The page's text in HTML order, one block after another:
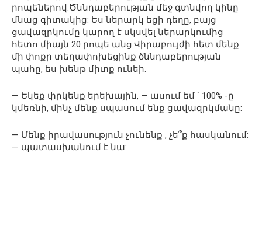
րոպեներով:Ծննդաբերության մեջ գտնվող կինը
մնաց գիտակից: Ես ներարկ եցի դեղը, բայց
ցավազրկումը կարող է սկսվել ներարկումից
հետո միայն 20 րոպե անց:Վիրաբույժի հետ մենք
մի փոքր տեղափոխեցինք ծննդաբերության
պահը, ես խենթ միտք ունեի.
— Եկեք փրկենք երեխային, — ասում եմ ՝ 100% -ը
կմեռնի, մինչ մենք սպասում ենք ցավազրկմանը:
— Մենք իրավասություն չունենք , չե՞ք հասկանում:
— պատասխանում է նա: